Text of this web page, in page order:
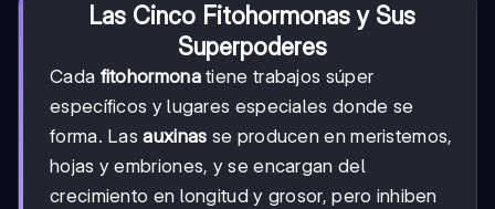
Las Cinco Fitohormonas y Sus
Superpoderes
Cada fitohormonatiene trabajos súper
específicos y lugares especiales donde se
forma. Lasauxinas se producen en meristemos,
hojas y embriones, y se encargan del
crecimiento en longitud y grosor, pero inhiben